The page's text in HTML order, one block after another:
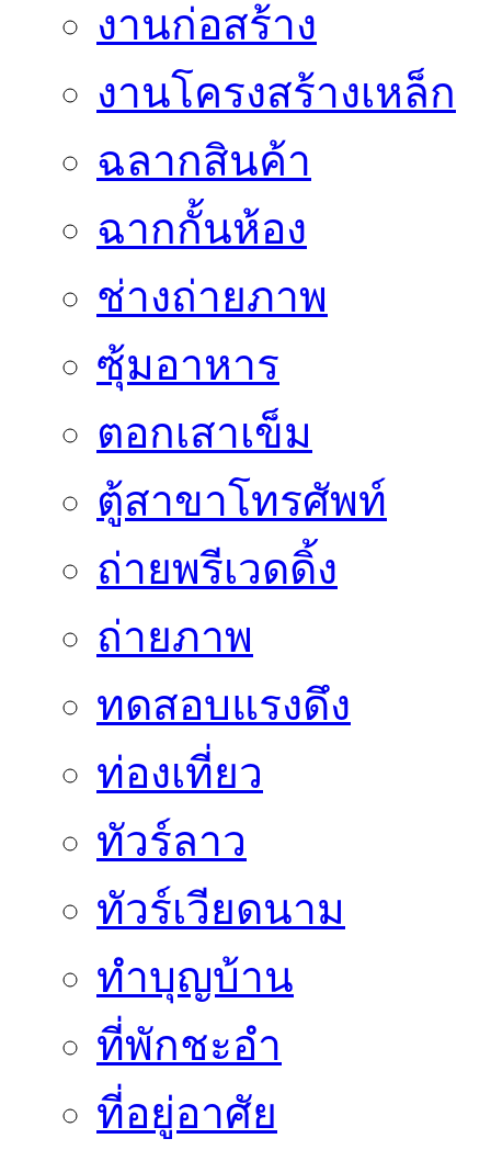
งานก่อสร้าง
งานโครงสร้างเหล็ก
ฉลากสินค้า
ฉากกั้นห้อง
ช่างถ่ายภาพ
ซุ้มอาหาร
ตอกเสาเข็ม
ตู้สาขาโทรศัพท์
ถ่ายพรีเวดดิ้ง
ถ่ายภาพ
ทดสอบแรงดึง
ท่องเที่ยว
ทัวร์ลาว
ทัวร์เวียดนาม
ทำบุญบ้าน
ที่พักชะอำ
ที่อยู่อาศัย